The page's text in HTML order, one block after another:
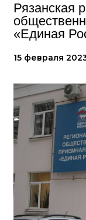
Рязанская
«Единая
15 февраля